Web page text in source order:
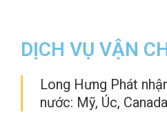
DỊCH VỤ VẬN
Long Hưng Phát
nước: Mỹ, Úc,